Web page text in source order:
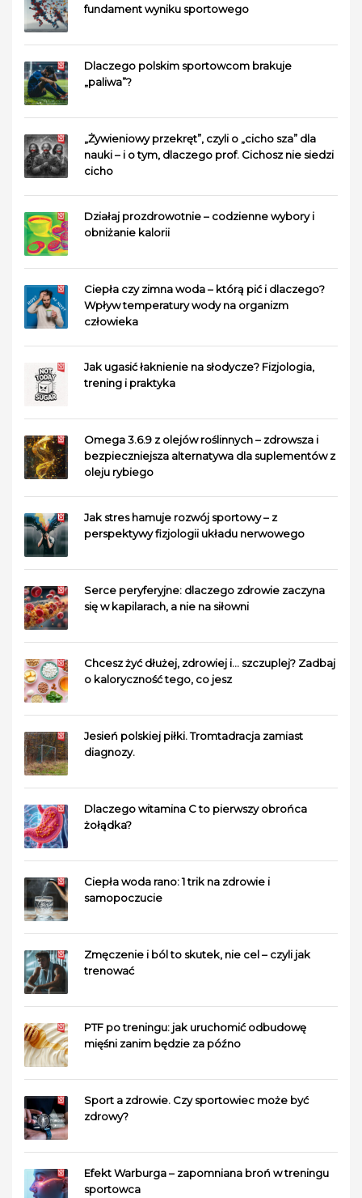
fundament wyniku sportowego
Dlaczego polskim sportowcom brakuje
„paliwa”?
„Żywieniowy przekręt”, czyli o „cicho sza” dla
nauki – i o tym, dlaczego prof. Cichosz nie siedzi
cicho
Działaj prozdrowotnie – codzienne wybory i
obniżanie kalorii
Ciepła czy zimna woda – którą pić i dlaczego?
Wpływ temperatury wody na organizm
człowieka
Jak ugasić łaknienie na słodycze? Fizjologia,
trening i praktyka
Omega 3.6.9 z olejów roślinnych – zdrowsza i
bezpieczniejsza alternatywa dla suplementów z
oleju rybiego
Jak stres hamuje rozwój sportowy – z
perspektywy fizjologii układu nerwowego
Serce peryferyjne: dlaczego zdrowie zaczyna
się w kapilarach, a nie na siłowni
Chcesz żyć dłużej, zdrowiej i… szczuplej? Zadbaj
o kaloryczność tego, co jesz
Jesień polskiej piłki. Tromtadracja zamiast
diagnozy.
Dlaczego witamina C to pierwszy obrońca
żołądka?
Ciepła woda rano: 1 trik na zdrowie i
samopoczucie
Zmęczenie i ból to skutek, nie cel – czyli jak
trenować
PTF po treningu: jak uruchomić odbudowę
mięśni zanim będzie za późno
Sport a zdrowie. Czy sportowiec może być
zdrowy?
Efekt Warburga – zapomniana broń w treningu
sportowca